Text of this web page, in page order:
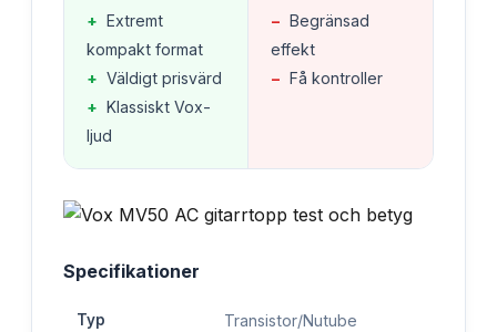
+ Extremt
kompakt format
+ Väldigt prisvärd
+ Klassiskt Vox-
ljud
− Begränsad
effekt
− Få kontroller
Specifikationer
Typ Transistor/Nutube